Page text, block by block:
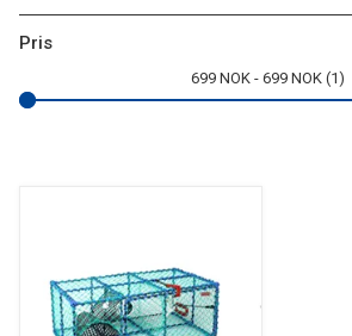
Pris
699 NOK 699 NOK 1